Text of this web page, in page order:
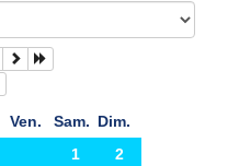
Ven. Sam. Dim.
1
2